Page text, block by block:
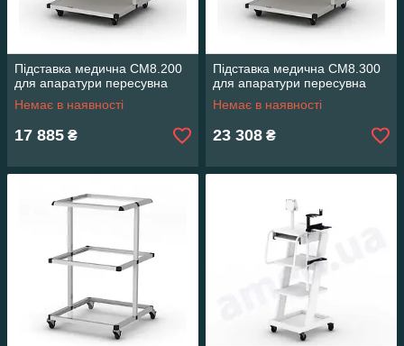
Підставка медична СМ8.200
для апаратури пересувна
Немає в наявності
17 885 ₴
Підставка медична СМ8.300
для апаратури пересувна
Немає в наявності
23 308 ₴